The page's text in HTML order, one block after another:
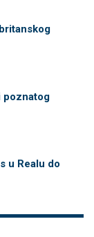
poznatog
u Realu do